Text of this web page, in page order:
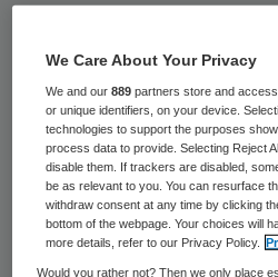
fuseren. De juridische
1 januari 2014.
Met het samengaan
stevige ggz-organisatie
voor de toekomst. “Er
veranderingen op ons
We Care About Your Privacy
We and our889 partners store and
or unique identifiers, on your device.
technologies to support the purposes
process data to provide. Selecting Reject
disable them. If trackers are disabled,
be as relevant to you. You can resurface
withdraw consent at any time by clicking
bottom of the webpage. Your choices will
more details, refer to our Privacy Policy.
Would you rather not? Then we only place